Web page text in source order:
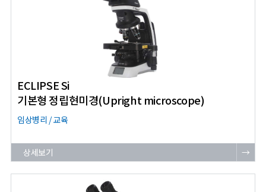
ECLIPSE Si
기본형 정립현미경(Upright microscope)
임상병리 / 교육
상세보기 →